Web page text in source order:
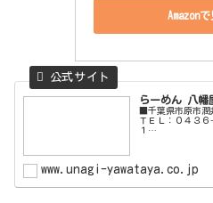
Amazon
らーめん 八幡
■千葉県市原市
ＴＥＬ：０４３
１…
www.unagi-yawataya.co.jp